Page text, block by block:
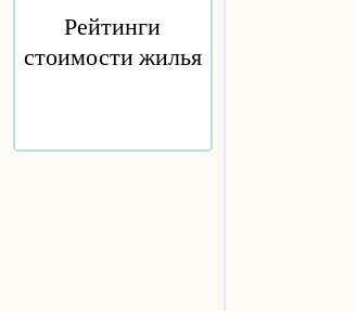
Рейтинги
стоимости жилья